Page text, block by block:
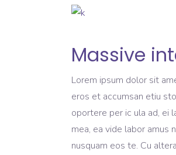
Massive
Lorem ipsum dolor sit
eros et accumsan etiu
oportere per ic ula ad, ei
mea, ea vide labor
nusquam eos te. Cu